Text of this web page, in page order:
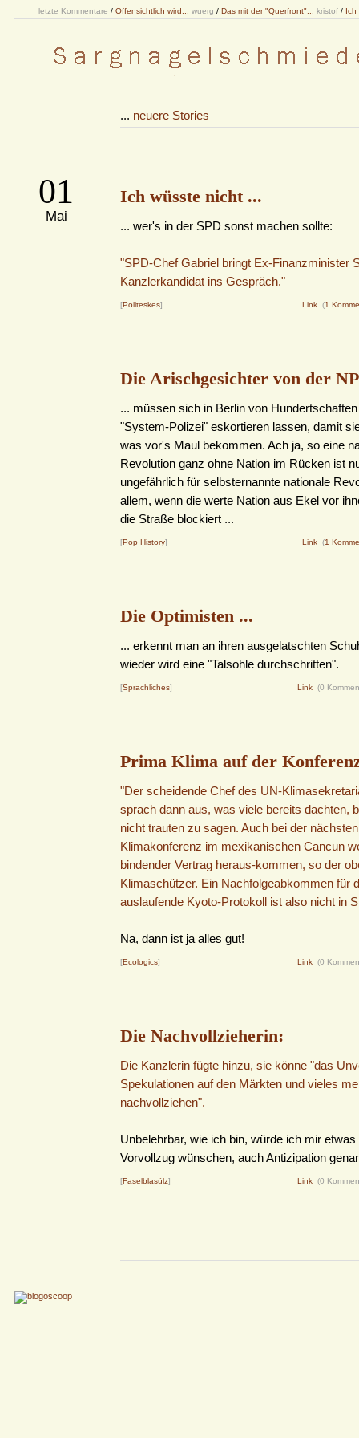
letzte Kommentare / Offensichtlich wird... wuerg / Das mit der "Querfront"... kristof / Ich
... neuere Stories
01
Mai
Ich wüsste nicht ...
... wer's in der SPD sonst machen sollte:
"SPD-Chef Gabriel bringt Ex-Finanzminister
Kanzlerkandidat ins Gespräch."
[Politeskes] Link (1
Die Arischgesichter von der
... müssen sich in Berlin von
"System-Polizei" eskortieren lassen, damit
was vor's Maul bekommen. Ach ja, so eine
Revolution ganz ohne Nation im Rücken ist
ungefährlich für selbsternannte nationale
allem, wenn die werte Nation aus Ekel vor
die Straße blockiert ...
[Pop History] Link (1
Die Optimisten ...
... erkennt man an ihren ausgelatschten
wieder wird eine "Talsohle durchschritten".
[Sprachliches] Link (0
Prima Klima auf der
"Der scheidende Chef des UN-
sprach dann aus, was viele bereits dachten,
nicht trauten zu sagen. Auch bei der
Klimakonferenz im mexikanischen Cancun
bindender Vertrag heraus-kommen, so der
Klimaschützer. Ein Nachfolgeabkommen für
auslaufende Kyoto-Protokoll ist also nicht in
Na, dann ist ja alles gut!
[Ecologics] Link (0
Die Nachvollzieherin:
Die Kanzlerin fügte hinzu, sie könne "das
Spekulationen auf den Märkten und vieles
nachvollziehen".
Unbelehrbar, wie ich bin, würde ich mir
Vorvollzug wünschen, auch Antizipation
[Faselblasülz] Link (0